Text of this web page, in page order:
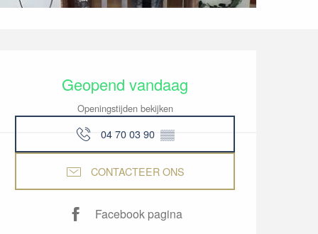
Openingstijden en
Geopend vandaag
Openingstijden bekijken
04 70 03 90 ▒▒
CONTACTEER ONS
Facebook pagina